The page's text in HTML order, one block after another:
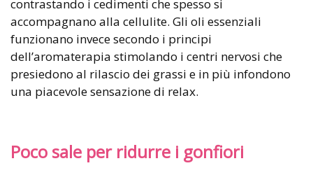
contrastando i cedimenti che spesso si
accompagnano alla cellulite. Gli oli essenziali
funzionano invece secondo i principi
dell’aromaterapia stimolando i centri nervosi che
presiedono al rilascio dei grassi e in più infondono
una piacevole sensazione di relax.
Poco sale per ridurre i gonfiori